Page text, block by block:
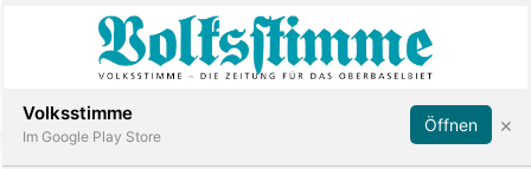
Abonnieren Anmelden
Volksstimme
Im Google Play Store
Öffnen ×